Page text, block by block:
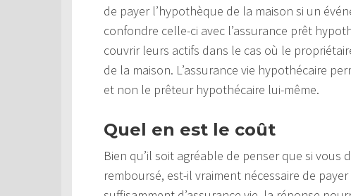
de payer l’hypothèque de la maison si un
confondre celle-ci avec l’assurance prêt
couvrir leurs actifs dans le cas où le
de la maison. L’assurance vie hypothécaire
et non le prêteur hypothécaire lui-même.
Quel en est le coût
Bien qu’il soit agréable de penser que si
remboursé, est-il vraiment nécessaire de